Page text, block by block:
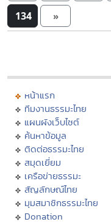
134 »
หน้าแรก
ทีมงานธรรมะไทย
แผนผังเว็บไซต์
ค้นหาข้อมูล
ติดต่อธรรมะไทย
สมุดเยี่ยม
เครือข่ายธรรมะ
สัญลักษณ์ไทย
มุมสมาชิกธรรมะไทย
Donation